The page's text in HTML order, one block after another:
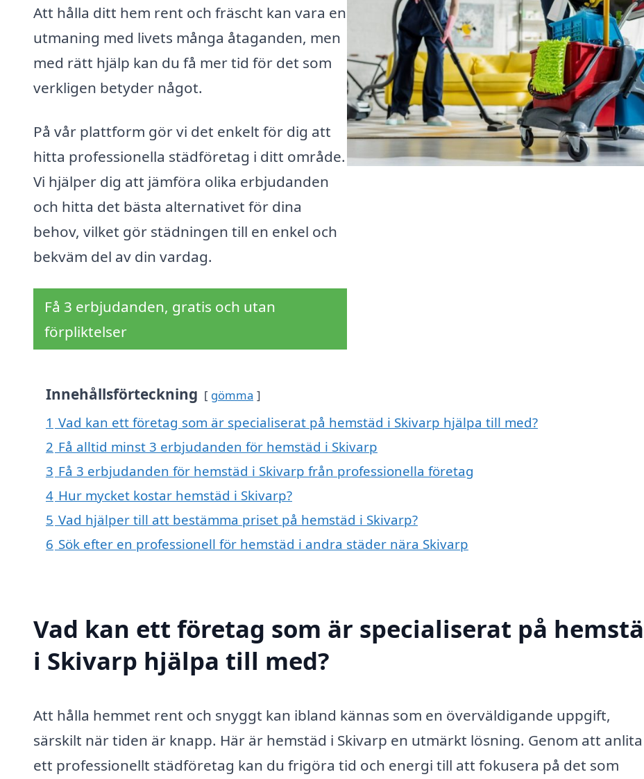
Att hålla ditt hem rent och fräscht kan vara en
utmaning med livets många åtaganden, men
med rätt hjälp kan du få mer tid för det som
verkligen betyder något.
På vår plattform gör vi det enkelt för dig att
hitta professionella städföretag i ditt område.
Vi hjälper dig att jämföra olika erbjudanden
och hitta det bästa alternativet för dina
behov, vilket gör städningen till en enkel och
bekväm del av din vardag.
Få 3 erbjudanden, gratis och utan
förpliktelser
Innehållsförteckning gömma
1 Vad kan ett företag som är specialiserat på hemstäd i Skivarp hjälpa till med?
2 Få alltid minst 3 erbjudanden för hemstäd i Skivarp
3 Få 3 erbjudanden för hemstäd i Skivarp från professionella företag
4 Hur mycket kostar hemstäd i Skivarp?
5 Vad hjälper till att bestämma priset på hemstäd i Skivarp?
6 Sök efter en professionell för hemstäd i andra städer nära Skivarp
Vad kan ett företag som är specialiserat på
i Skivarp hjälpa till med?
Att hålla hemmet rent och snyggt kan ibland kännas som en överväldigande uppgift,
särskilt när tiden är knapp. Här är hemstäd i Skivarp en utmärkt lösning. Genom att anlita
ett professionellt städföretag kan du frigöra tid och energi till att fokusera på det som